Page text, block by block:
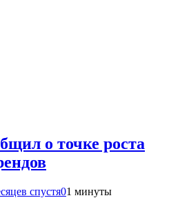
о точке роста
спустя01 минуты